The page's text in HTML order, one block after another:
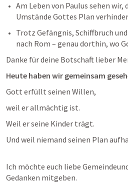
Am Leben von Paulus sehen wir,
Umstände Gottes Plan
Trotz Gefängnis, Schiffbruch
Danke für deine Botschaft lieber
Heute haben wir gemeinsam
Gott erfüllt seinen Willen,
weil er allmächtig ist.
Weil er seine Kinder trägt.
Und weil niemand seinen Plan
Ich möchte euch liebe
Gedanken mitgeben.